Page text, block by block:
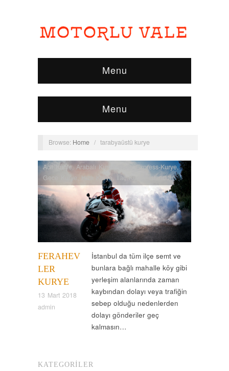
Menu
Menu
Browse: Home / tarabyaüstü kurye
FERAHEV
LER
KURYE
13 Mart 2018
admin
Acil Kurye,Arabalı Kurye ,Express-Kurye,
Gece Kurye, Hızlı Kurye ,
İstanbul
Kurye,İstanbul Moto Kurye,Kurye,Kurye
Bölgeleri, Moto Kurye,Nöbetçi Kurye,
Normal
Kurye,Uçak Kurye,Vip Kurye
İstanbul da tüm ilçe semt ve
bunlara bağlı mahalle köy gibi
yerleşim alanlarında zaman
kaybından dolayı veya trafiğin
sebep olduğu nedenlerden
dolayı gönderiler geç
kalmasın…
KATEGORILER